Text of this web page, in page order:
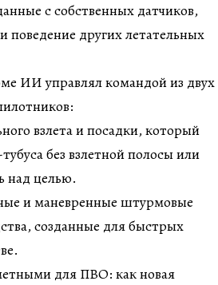
с собственных датчиков,
поведение других летательных
ИИ управлял командой из двух
взлета и посадки, который
без взлетной полосы или
над целью.
и маневренные штурмовые
созданные для быстрых
для ПВО: как новая